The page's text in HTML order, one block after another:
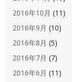
2016年10月 (11)
2016年9月 (10)
2016年8月 (5)
2016年7月 (7)
2016年6月 (11)